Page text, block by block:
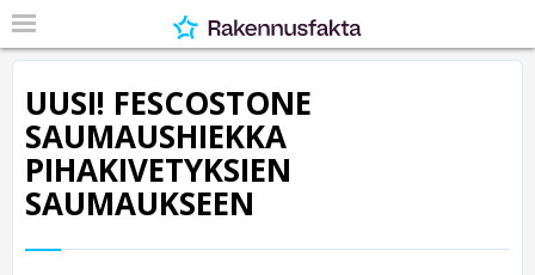
UUSI! FESCOSTONE
SAUMAUSHIEKKA
PIHAKIVETYKSIEN
SAUMAUKSEEN